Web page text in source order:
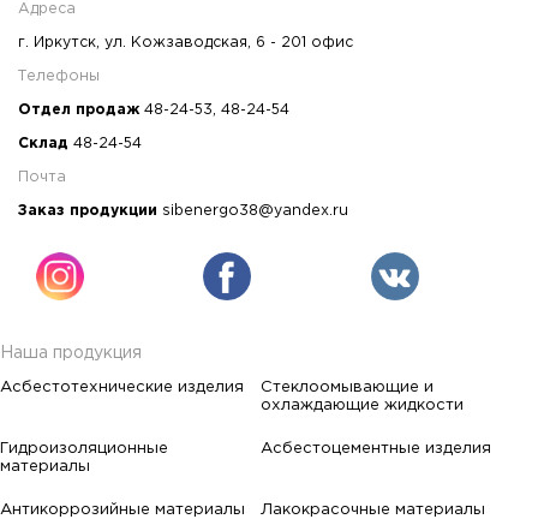
Адреса
г. Иркутск, ул. Кожзаводская, 6 - 201 офис
Телефоны
Отдел продаж 48-24-53 48-24-54
Склад 48-24-54
Почта
Заказ продукции sibenergo38@yandex.ru
Наша продукция
Асбестотехнические изделия
Стеклоомывающие и
охлаждающие жидкости
Гидроизоляционные
материалы
Асбестоцементные изделия
Антикоррозийные материалы Лакокрасочные материалы